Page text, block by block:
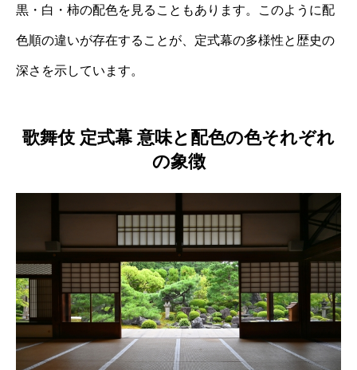
黒・白・柿の配色を見ることもあります。このように配
色順の違いが存在することが、定式幕の多様性と歴史の
深さを示しています。
歌舞伎 定式幕 意味と配色の色それぞれ
の象徴